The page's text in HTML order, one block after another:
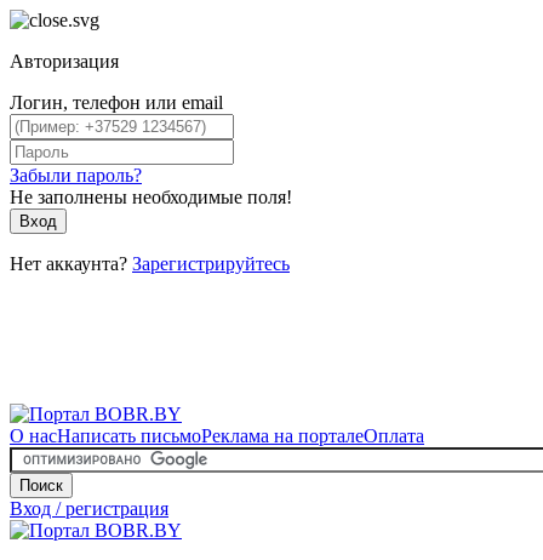
Авторизация
Логин, телефон или email
Забыли пароль?
Не заполнены необходимые поля!
Вход
Нет аккаунта? Зарегистрируйтесь
О насНаписать письмоРеклама на порталеОплата
Поиск
Вход / регистрация